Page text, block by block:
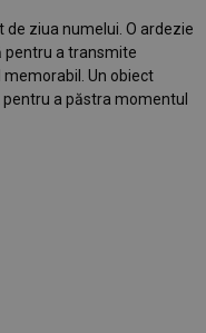
de ziua numelui. O ardezie
pentru a transmite
Un obiect
a păstra momentul